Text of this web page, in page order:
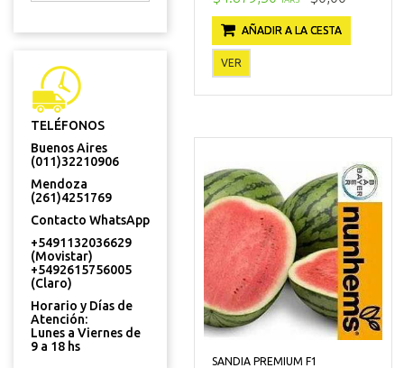
TELÉFONOS
Buenos Aires
(011)32210906
Mendoza
(261)4251769
Contacto WhatsApp
+5491132036629
(Movistar)
+5492615756005
(Claro)
Horario y Días de
Atención:
Lunes a Viernes de
9 a 18 hs
AÑADIR A LA CESTA
VER
SANDIA PREMIUM F1